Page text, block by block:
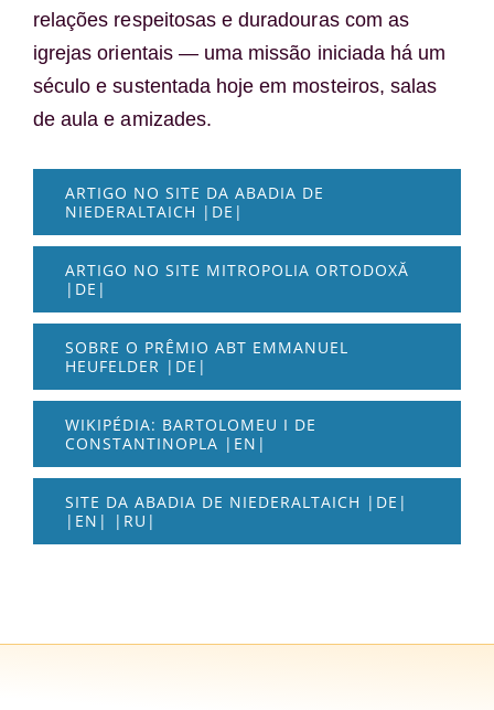
relações respeitosas e duradouras com as
igrejas orientais — uma missão iniciada há um
século e sustentada hoje em mosteiros, salas
de aula e amizades.
ARTIGO NO SITE DA ABADIA DE
NIEDERALTAICH |DE|
ARTIGO NO SITE MITROPOLIA ORTODOXĂ
|DE|
SOBRE O PRÊMIO ABT EMMANUEL
HEUFELDER |DE|
WIKIPÉDIA: BARTOLOMEU I DE
CONSTANTINOPLA |EN|
SITE DA ABADIA DE NIEDERALTAICH |DE|
|EN| |RU|